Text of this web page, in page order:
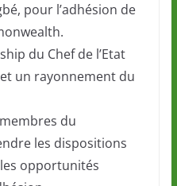
pour l’adhésion de
du Chef de l’Etat
un rayonnement du
du
les dispositions
opportunités